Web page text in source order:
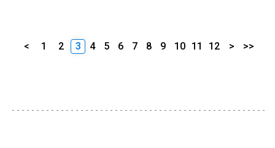
< 1 2 3 4 5 6 7 8 9 10 11 12 > >>